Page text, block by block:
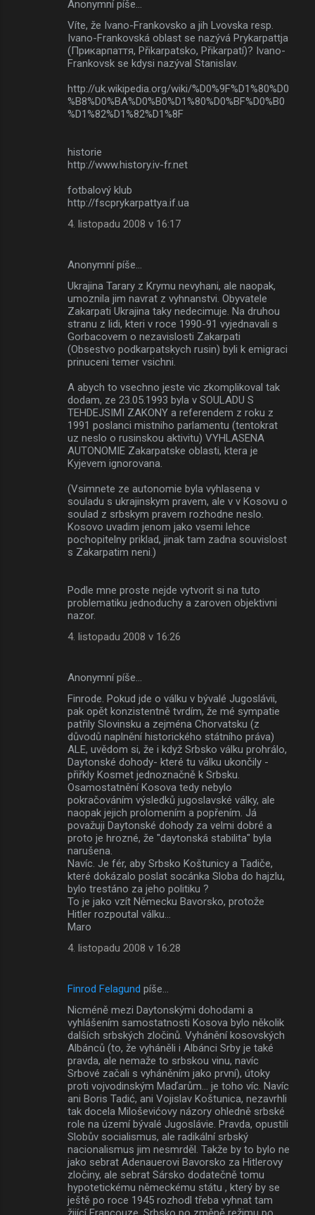
Anonymní píše…
Víte, že Ivano-Frankovsko a jih Lvovska resp.
Ivano-Frankovská oblast se nazývá Prykarpattja
(Прикарпаття, Přikarpatsko, Přikarpatí)? Ivano-
Frankovsk se kdysi nazýval Stanislav.
http://uk.wikipedia.org/wiki/%D0%9F%D1%80%D0
%B8%D0%BA%D0%B0%D1%80%D0%BF%D0%B0
%D1%82%D1%82%D1%8F
historie
http://www.history.iv-fr.net
fotbalový klub
http://fscprykarpattya.if.ua
4. listopadu 2008 v 16:17
Anonymní píše…
Ukrajina Tarary z Krymu nevyhani, ale naopak,
umoznila jim navrat z vyhnanstvi. Obyvatele
Zakarpati Ukrajina taky nedecimuje. Na druhou
stranu z lidi, kteri v roce 1990-91 vyjednavali s
Gorbacovem o nezavislosti Zakarpati
(Obsestvo podkarpatskych rusin) byli k emigraci
prinuceni temer vsichni.
A abych to vsechno jeste vic zkomplikoval tak
dodam, ze 23.05.1993 byla v SOULADU S
TEHDEJSIMI ZAKONY a referendem z roku z
1991 poslanci mistniho parlamentu (tentokrat
uz neslo o rusinskou aktivitu) VYHLASENA
AUTONOMIE Zakarpatske oblasti, ktera je
Kyjevem ignorovana.
(Vsimnete ze autonomie byla vyhlasena v
souladu s ukrajinskym pravem, ale v v Kosovu o
soulad z srbskym pravem rozhodne neslo.
Kosovo uvadim jenom jako vsemi lehce
pochopitelny priklad, jinak tam zadna souvislost
s Zakarpatim neni.)
Podle mne proste nejde vytvorit si na tuto
problematiku jednoduchy a zaroven objektivni
nazor.
4. listopadu 2008 v 16:26
Anonymní píše…
Finrode. Pokud jde o válku v bývalé Jugoslávii,
pak opět konzistentně tvrdím, že mé sympatie
patřily Slovinsku a zejména Chorvatsku (z
důvodů naplnění historického státního práva)
ALE, uvědom si, že i když Srbsko válku prohrálo,
Daytonské dohody- které tu válku ukončily -
přiřkly Kosmet jednoznačně k Srbsku.
Osamostatnění Kosova tedy nebylo
pokračováním výsledků jugoslavské války, ale
naopak jejich prolomením a popřením. Já
považuji Daytonské dohody za velmi dobré a
proto je hrozné, že "daytonská stabilita" byla
narušena.
Navíc. Je fér, aby Srbsko Koštunicy a Tadiče,
které dokázalo poslat socánka Sloba do hajzlu,
bylo trestáno za jeho politiku ?
To je jako vzít Německu Bavorsko, protože
Hitler rozpoutal válku...
Maro
4. listopadu 2008 v 16:28
Finrod Felagund píše…
Nicméně mezi Daytonskými dohodami a
vyhlášením samostatnosti Kosova bylo několik
dalších srbských zločinů. Vyhánění kosovských
Albánců (to, že vyháněli i Albánci Srby je také
pravda, ale nemaže to srbskou vinu, navíc
Srbové začali s vyháněním jako první), útoky
proti vojvodinským Maďarům... je toho víc. Navíc
ani Boris Tadić, ani Vojislav Koštunica, nezavrhli
tak docela Miloševićovy názory ohledně srbské
role na území bývalé Jugoslávie. Pravda, opustili
Slobův socialismus, ale radikální srbský
nacionalismus jim nesmrděl. Takže by to bylo ne
jako sebrat Adenauerovi Bavorsko za Hitlerovy
zločiny, ale sebrat Sársko dodatečně tomu
hypotetickému německému státu , který by se
ještě po roce 1945 rozhodl třeba vyhnat tam